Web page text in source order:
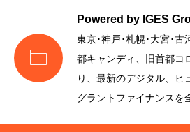

Powered by IGES
東京･神戸･札幌･大宮･古
都キャンディ、旧首都コ
り、最新のデジタル、ヒ
グラントファイナンスを